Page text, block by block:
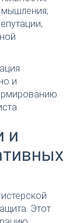
и
и
Этот